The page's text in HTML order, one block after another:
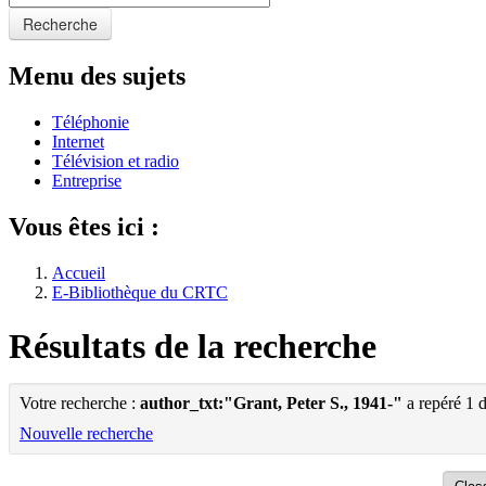
Recherche
Menu des sujets
Téléphonie
Internet
Télévision et radio
Entreprise
Vous êtes ici :
Accueil
E-Bibliothèque du CRTC
Résultats de la recherche
Votre recherche : author_txt:"Grant, Peter S., 1941-" a repéré 1
Nouvelle recherche